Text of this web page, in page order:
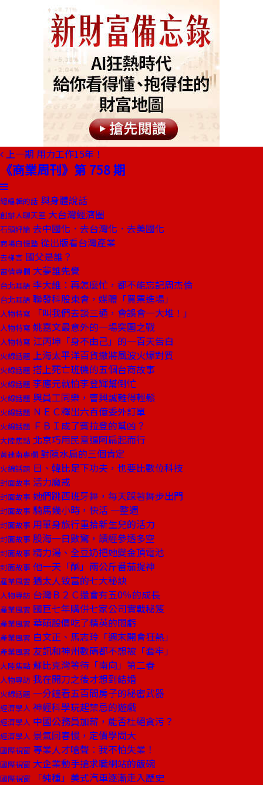
上一期 用力工作15年！
《商業周刊》第 758 期
總編輯的話 與身體說話
創辦人聊天室 大台灣經濟圈
石頭評論 去中國化．去台灣化．去美國化
商場自慢塾 從出版看台灣產業
去梯言 國父是誰？
雷倩專欄 大夢誰先覺
台北耳語 李大維：再怎麼忙，都不能忘記周杰倫
台北耳語 聯發科股東會，媒體「買票進場」
人物特寫 「叫我們去談三通，會誤會一大堆！」
人物特寫 姚嘉文最意外的一場突圍之戰
人物特寫 江丙坤「身不由己」的一百天告白
火線話題 上海太平洋百貨撤將風波火爆對質
火線話題 搭上死亡班機的五個台商故事
火線話題 李應元就怕李登輝幫倒忙
火線話題 與員工同樂，曹興誠難得輕鬆
火線話題 ＮＥＣ釋出六百億委外訂單
火線話題 ＦＢＩ成了賓拉登的幫凶？
大陸焦點 北京巧用民意逼阿扁起而行
黃建南專欄 對陳水扁的三個肯定
火線話題 日、韓比足下功夫，也要比數位科技
封面故事 活力魔戒
封面故事 她們跳西班牙舞，每天踩著舞步出門
封面故事 騎馬幾小時，快活 一整週
封面故事 用單身旅行重拾新生兒的活力
封面故事 股海一日數驚，讀經參透多空
封面故事 精力湯、全豆奶把她變金頂電池
封面故事 他一天「酗」兩公斤番茄提神
產業風雲 猶太人致富的七大秘訣
人物專訪 台灣Ｂ２Ｃ還會有五0％的成長
產業風雲 國巨七年購併七家公司實戰秘笈
產業風雲 華碩股價吃了精英的悶虧
產業風雲 白文正、馬志玲「週末開會狂熱」
產業風雲 友訊和神州數碼都不想被「套牢」
大陸焦點 蘇比克灣等待「南向」第二春
人物專訪 我在開刀之後才想到結婚
火線話題 一分鐘看五百間房子的秘密武器
經濟學人 神經科學玩起禁忌的遊戲
經濟學人 中國公務員加薪，能否杜絕貪污？
經濟學人 景氣回春慢，定價學問大
國際視窗 專業人才嗆聲︰我不怕失業！
國際視窗 大企業動手搶求職網站的飯碗
國際視窗 「純種」美式汽車逐漸走入歷史